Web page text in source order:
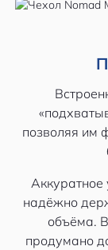
позволяя им
Аккуратное
надёжно
объёма.
продумано